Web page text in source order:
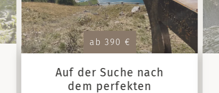
Auf der Suche nach
dem perfekten
ab 390 €